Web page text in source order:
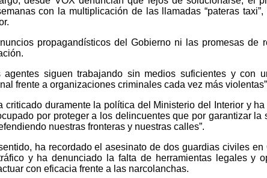
con la multiplicación de las llamadas “pateras
propagandísticos del Gobierno ni las promesas de
agentes siguen trabajando sin medios suficientes y con
frente a organizaciones criminales cada vez más
criticado duramente la política del Ministerio del Interior y
por proteger a los delincuentes que por garantizar
nuestras fronteras y nuestras calles”.
ha recordado el asesinato de dos guardias civiles
y ha denunciado la falta de herramientas legales y
con eficacia frente a las narcolanchas.